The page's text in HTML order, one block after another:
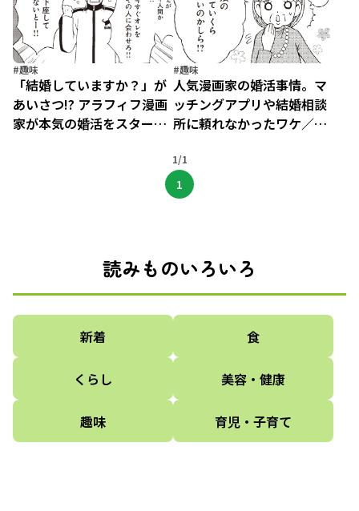
#趣味
「結婚していますか？」が
あいさつ!? アラフィフ漫画
家が本気の婚活をスタート
#趣味
人気漫画家の婚活事情。マ
ッチングアプリや結婚相談
所に頼れなかったワケ／影
よ（1）
1/1
1
読みものいろいろ
新着 食
くらし 美容・健康
趣味 育児・子育て